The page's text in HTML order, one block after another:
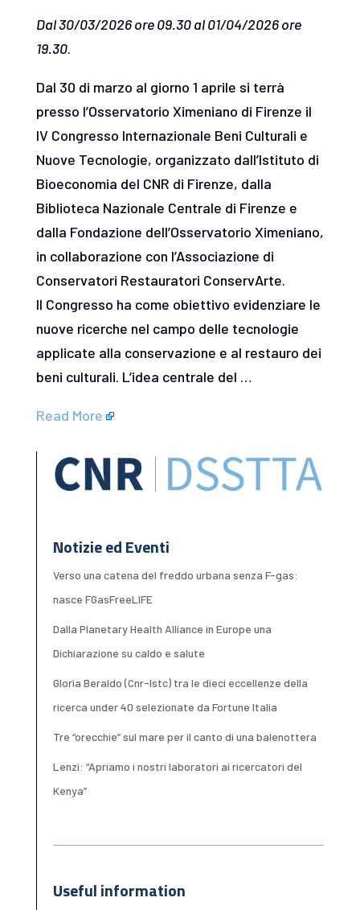
Dal 30/03/2026 ore 09.30 al 01/04/2026 ore
19.30.
Dal 30 di marzo al giorno 1 aprile si terrà
presso l’Osservatorio Ximeniano di Firenze il
IV Congresso Internazionale Beni Culturali e
Nuove Tecnologie, organizzato dall’Istituto di
Bioeconomia del CNR di Firenze, dalla
Biblioteca Nazionale Centrale di Firenze e
dalla Fondazione dell’Osservatorio Ximeniano,
in collaborazione con l’Associazione di
Conservatori Restauratori ConservArte.
Il Congresso ha come obiettivo evidenziare le
nuove ricerche nel campo delle tecnologie
applicate alla conservazione e al restauro dei
beni culturali. L’idea centrale del …
Read More
Notizie ed Eventi
Verso una catena del freddo urbana senza F-gas:
nasce FGasFreeLIFE
Dalla Planetary Health Alliance in Europe una
Dichiarazione su caldo e salute
Gloria Beraldo (Cnr-Istc) tra le dieci eccellenze della
ricerca under 40 selezionate da Fortune Italia
Tre “orecchie” sul mare per il canto di una balenottera
Lenzi: “Apriamo i nostri laboratori ai ricercatori del
Kenya”
Useful information